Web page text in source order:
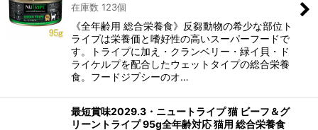
在庫数 123個
《全年齢用 総合栄養食》反芻動物の希少な部位ト
ライプは栄養価と嗜好性の高いスーパーフードで
す。トライプに加え・クランベリー・緑イ貝・ド
ライケルプを配合したウェットタイプの総合栄養
食。フードジプシーのオ…
最短賞味2029.3・ニュートライプ 猫 ビーフ＆グ
リーントライプ 95g全年齢対応 猫用 総合栄養食